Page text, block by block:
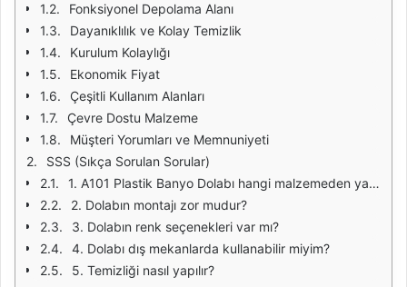
Fonksiyonel Depolama Alanı
Dayanıklılık ve Kolay Temizlik
Kurulum Kolaylığı
Ekonomik Fiyat
Çeşitli Kullanım Alanları
Çevre Dostu Malzeme
Müşteri Yorumları ve Memnuniyeti
SSS (Sıkça Sorulan Sorular)
1. A101 Plastik Banyo Dolabı hangi malzemeden yapılmıştır?
2. Dolabın montajı zor mudur?
3. Dolabın renk seçenekleri var mı?
4. Dolabı dış mekanlarda kullanabilir miyim?
5. Temizliği nasıl yapılır?